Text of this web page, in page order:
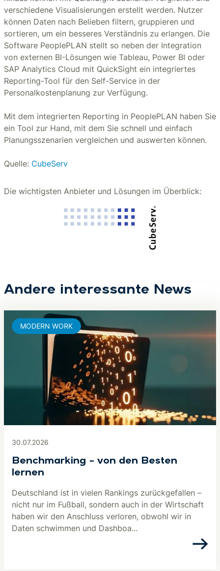
verschiedene Visualisierungen erstellt werden. Nutzer
können Daten nach Belieben filtern, gruppieren und
sortieren, um ein besseres Verständnis zu erlangen. Die
Software PeoplePLAN stellt so neben der Integration
von externen BI-Lösungen wie Tableau, Power BI oder
SAP Analytics Cloud mit QuickSight ein integriertes
Reporting-Tool für den Self-Service in der
Personalkostenplanung zur Verfügung.
Mit dem integrierten Reporting in PeoplePLAN haben Sie
ein Tool zur Hand, mit dem Sie schnell und einfach
Planungsszenarien vergleichen und auswerten können.
Quelle: CubeServ
Die wichtigsten Anbieter und Lösungen im Überblick:
Andere interessante News
30.07.2026
Benchmarking – von den Besten
lernen
Deutschland ist in vielen Rankings zurückgefallen –
nicht nur im Fußball, sondern auch in der Wirtschaft
haben wir den Anschluss verloren, obwohl wir in
Daten schwimmen und Dashboa...
MODERN WORK